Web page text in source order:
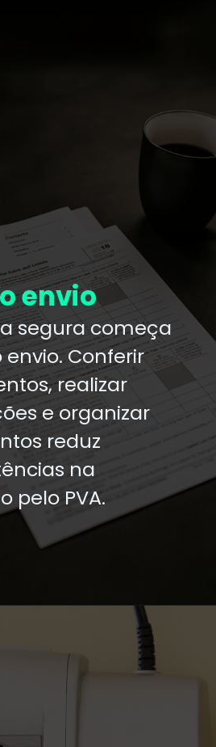
envio
segura começa
Conferir
realizar
e organizar
reduz
na
pelo PVA.